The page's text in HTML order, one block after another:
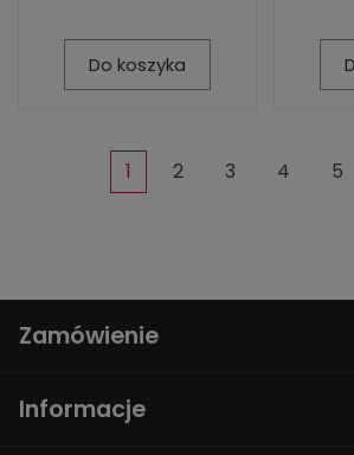
Do koszyka
1 2 3 4 5
Zamówienie
Informacje